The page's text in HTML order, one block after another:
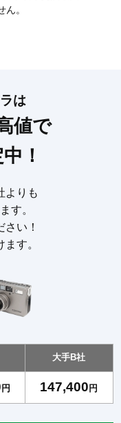
。
は
値で
！
よりも
す。
い！
す。
円
大手B社
147,400円